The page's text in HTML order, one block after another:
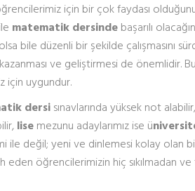
için bir çok faydası
matematik dersindebaşarılı
bile düzenli bir şekilde çalışmasını
ve geliştirmesi de önemlidir.
için uygundur.
dersisınavlarında yüksek not alabilir,
lisemezunu adaylarımız ise ü
ile değil; yeni ve dinlemesi kolay
öğrencilerimizin hiç sıkılmadan ve